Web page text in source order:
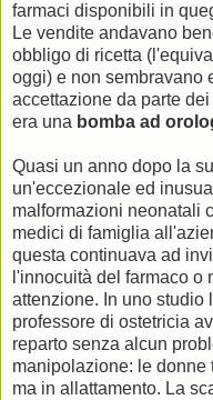
farmaci disponibili in
Le vendite andavano
obbligo di ricetta
oggi) e non sembravano
accettazione da parte
era una bomba ad
Quasi un anno dopo la
un'eccezionale ed
malformazioni neonatali
medici di famiglia
questa continuava ad
l'innocuità del farmaco o
attenzione. In uno studio
professore di ostetricia
reparto senza alcun
manipolazione: le donne
ma in allattamento. La